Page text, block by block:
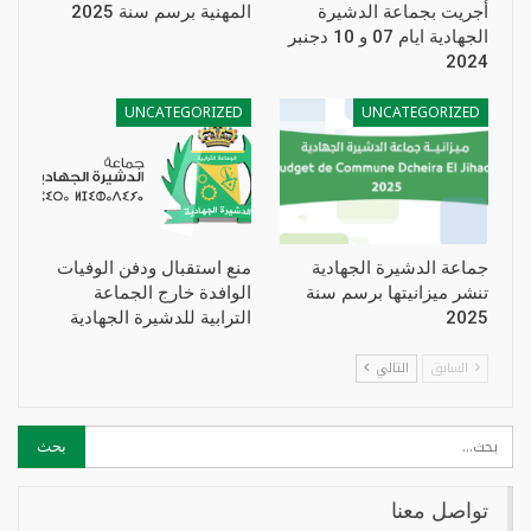
أجريت بجماعة الدشيرة
الجهادية ايام 07 و 10 دجنبر
2024
المهنية برسم سنة 2025
UNCATEGORIZED
جماعة الدشيرة الجهادية
تنشر ميزانيتها برسم سنة
2025
UNCATEGORIZED
منع استقبال ودفن الوفيات
الوافدة خارج الجماعة
الترابية للدشيرة الجهادية
السابق التالي
تواصل معنا